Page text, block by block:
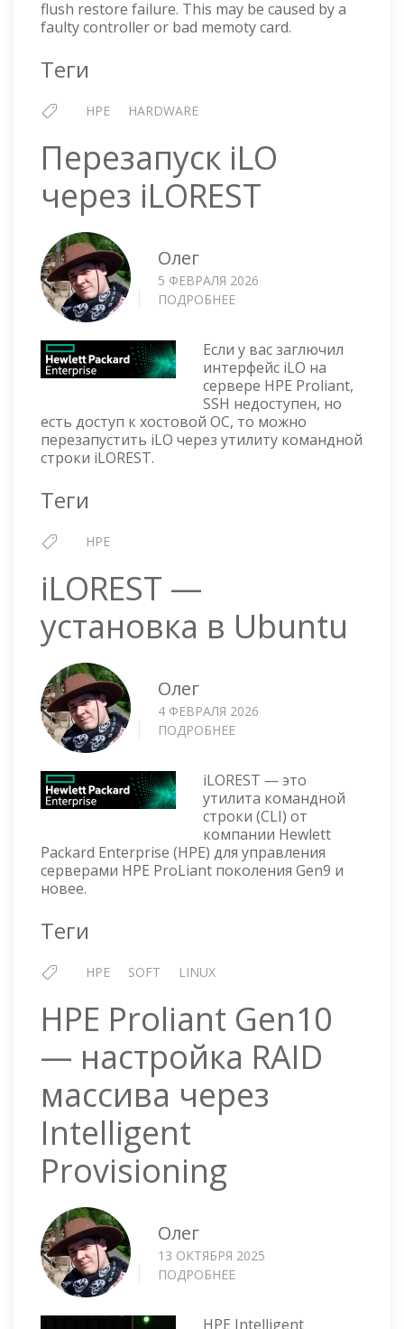
flush restore failure. This may be caused by a
faulty controller or bad memoty card.
Теги
HPE HARDWARE
Перезапуск iLO
через iLOREST
Олег
5 ФЕВРАЛЯ 2026
ПОДРОБНЕЕ
ЧЕРЕЗ
ILOREST
Если у вас заглючил
интерфейс iLO на
сервере HPE Proliant,
SSH недоступен, но
есть доступ к хостовой ОС, то можно
перезапустить iLO через утилиту командной
строки iLOREST.
Теги
HPE
iLOREST —
установка в Ubuntu
Олег
4 ФЕВРАЛЯ 2026
ПОДРОБНЕЕ
УСТАНОВКА
В
UBUNTU
iLOREST — это
утилита командной
строки (CLI) от
компании Hewlett
Packard Enterprise (HPE) для управления
серверами HPE ProLiant поколения Gen9 и
новее.
Теги
HPE SOFT LINUX
HPE Proliant Gen10
— настройка RAID
массива через
Intelligent
Provisioning
Олег
13 ОКТЯБРЯ 2025
ПОДРОБНЕЕ
HPE Intelligent